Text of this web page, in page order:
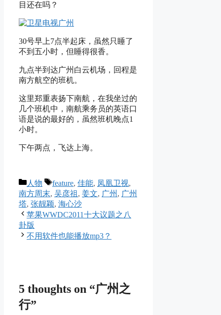
目还在吗？
30号早上7点半起床，虽然只睡了
不到五小时，但睡得很香。
九点半到达广州白云机场，回程是
南方航空的班机。
这里郑重表扬下南航，在我坐过的
几个班机中，南航乘务员的英语口
语是说的最好的，虽然班机晚点1
小时。
下午两点，飞达上海。
Categories
人物 Tags
feature, 佳能, 凤凰卫视,
南方周末, 吴彦祖 , 姜文, 广州 , 广州
塔, 张靓颖, 海心沙
苹果WWDC2011十大议题之八
卦版
不用软件也能播放mp3？
5 thoughts on “广州之
行”